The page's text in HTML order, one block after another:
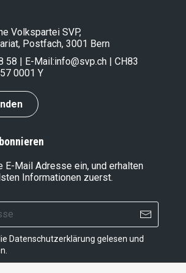
Volkspartei SVP,
Postfach, 3001 Bern
58 | E-Mail:info@svp.ch | CH83
0001 Y
E-Mail Adresse ein, und erhalten
Informationen zuerst.
Datenschutzerklärung gelesen und